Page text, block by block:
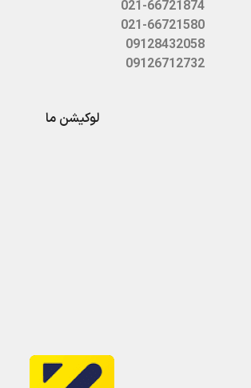
021-66721874
021-66721580
09128432058
09126712732
لوکیشن ما